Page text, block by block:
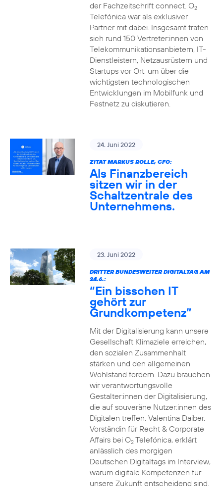
der Fachzeitschrift connect. O2
Telefónica war als exklusiver
Partner mit dabei. Insgesamt trafen
sich rund 150 Vertreter:innen von
Telekommunikationsanbietern, IT-
Dienstleistern, Netzausrüstern und
Startups vor Ort, um über die
wichtigsten technologischen
Entwicklungen im Mobilfunk und
Festnetz zu diskutieren.
24. Juni 2022
ZITAT MARKUS ROLLE, CFO:
Als Finanzbereich
sitzen wir in der
Schaltzentrale des
Unternehmens.
23. Juni 2022
DRITTER BUNDESWEITER DIGITALTAG AM
24.6.:
“Ein bisschen IT
gehört zur
Grundkompetenz”
Mit der Digitalisierung kann unsere
Gesellschaft Klimaziele erreichen,
den sozialen Zusammenhalt
stärken und den allgemeinen
Wohlstand fördern. Dazu brauchen
wir verantwortungsvolle
Gestalter:innen der Digitalisierung,
die auf souveräne Nutzer:innen des
Digitalen treffen. Valentina Daiber,
Vorständin für Recht & Corporate
Affairs bei O2Telefónica, erklärt
anlässlich des morgigen
Deutschen Digitaltags im Interview,
warum digitale Kompetenzen für
unsere Zukunft entscheidend sind.